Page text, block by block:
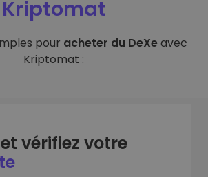
Kriptomat
pour acheter du DeXeavec
Kriptomat :
vérifiez votre